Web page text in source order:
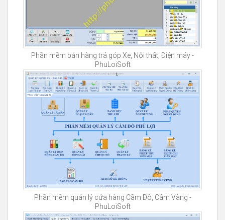
Phần mềm bán hàng trả góp Xe, Nội thất, Điện máy -
PhuLoiSoft
Phần mềm quản lý cửa hàng Cầm Đồ, Cầm Vàng -
PhuLoiSoft